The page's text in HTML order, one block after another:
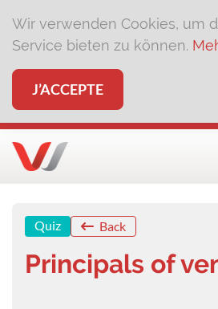
Wir verwenden Cookies, um
Service bieten zu können.
J’ACCEPTE
Quiz Back
Principals of